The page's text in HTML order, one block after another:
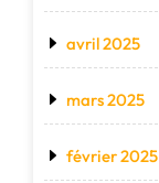
avril 2025
mars 2025
février 2025